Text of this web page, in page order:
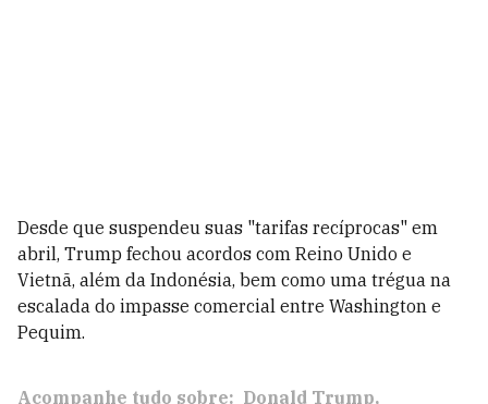
Desde que suspendeu suas "tarifas recíprocas" em
abril, Trump fechou acordos com Reino Unido e
Vietnã, além da Indonésia, bem como uma trégua na
escalada do impasse comercial entre Washington e
Pequim.
Acompanhe tudo sobre: Donald Trump